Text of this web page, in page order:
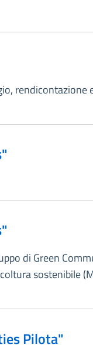
di Green
sostenibile
Pilota"